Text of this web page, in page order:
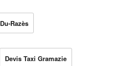
Razès
Devis Taxi Gramazie